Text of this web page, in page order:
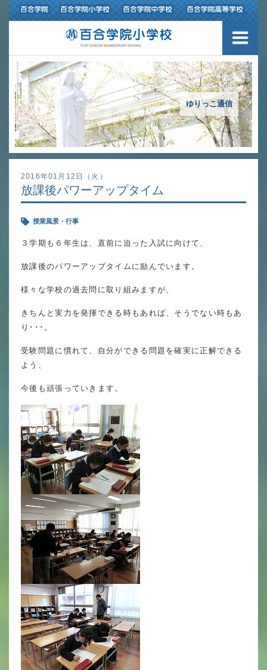
ゆりっこ通信
2016年01月12日（火）
放課後パワーアップタイム
授業風景・行事
３学期も６年生は、直前に迫った入試に向けて、
放課後のパワーアップタイムに励んでいます。
様々な学校の過去問に取り組みますが、
きちんと実力を発揮できる時もあれば、そうでない時もあ
り･･･。
受験問題に慣れて、自分ができる問題を確実に正解できる
よう、
今後も頑張っていきます。
３つの豊かさ・沿革
施設紹介
アクセスマップ
制服紹介
スクールバス運行
授業の特色
進路指導
英語力の向上
委員会
百合学院小学校の一日
学校図書館
All in School
学校感染症に関する 報告書・登校
許可証
年間行事
行事紹介
新入生募集要項